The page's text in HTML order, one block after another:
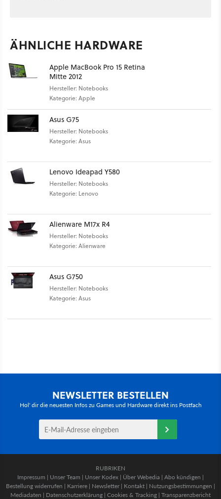
ÄHNLICHE HARDWARE
Apple MacBook Pro 15 Retina
Mitte 2012
Hersteller: Notebooks
Kategorie: Apple
Asus G75
Hersteller: Notebooks
Kategorie: Asus
Lenovo Ideapad Y580
Hersteller: Notebooks
Kategorie: Lenovo
Alienware M17x R4
Hersteller: Notebooks
Kategorie: Alienware
Asus G750
Hersteller: Notebooks
Kategorie: Asus
NEWSLETTER BESTELLEN
Hol' dir die neuesten Infos zu Games und Hardware direkt ins Postfach
RUBRIKEN
Impressum | Unser Team | Unser Kodex | Über Webedia | Abo kündigen |
Bestellung widerrufen | Karriere | Newsletter | Kontakt | Nutzungsbestimmungen |
Mediadaten | Datenschutzerklärung | Cookies & Tracking | Transparenzbericht